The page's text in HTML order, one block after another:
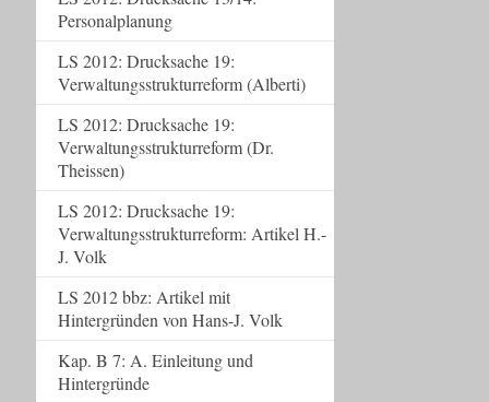
Personalplanung
LS 2012: Drucksache 19:
Verwaltungsstrukturreform (Alberti)
LS 2012: Drucksache 19:
Verwaltungsstrukturreform (Dr.
Theissen)
LS 2012: Drucksache 19:
Verwaltungsstrukturreform: Artikel H.-
J. Volk
LS 2012 bbz: Artikel mit
Hintergründen von Hans-J. Volk
Kap. B 7: A. Einleitung und
Hintergründe